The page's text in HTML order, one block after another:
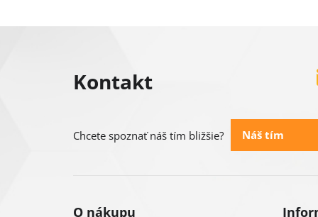
Kontakt
Chcete spoznať náš tím bližšie? Náš tím
O nákupu